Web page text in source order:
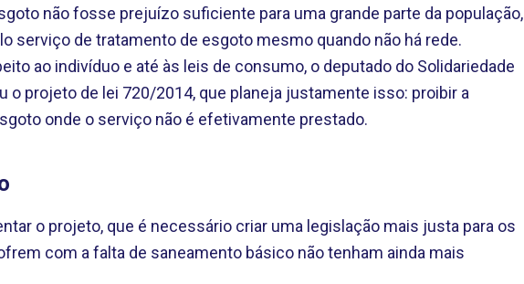
não fosse prejuízo suficiente para uma grande parte da população,
serviço de tratamento de esgoto mesmo quando não há rede.
ao indivíduo e até às leis de consumo, o deputado do Solidariedade
o projeto de lei 720/2014, que planeja justamente isso: proibir a
onde o serviço não é efetivamente prestado.
o projeto, que é necessário criar uma legislação mais justa para os
com a falta de saneamento básico não tenham ainda mais